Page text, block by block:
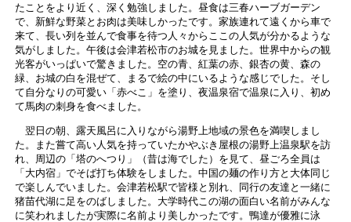
たことをより近く、深く勉強しました。昼食は三春ハーブガーデン
で、新鮮な野菜とお肉は美味しかったです。家族連れて遠くから車で
来て、長い列を並んで食事を待つ人々からここの人気が分かるような
気がしました。午後は会津若松市のお城を見ました。世界中からの観
光客がいっぱいで驚きました。空の青、紅葉の赤、銀杏の黄、森の
緑、お城の白を混ぜて、まるで絵の中にいるような感じでした。そし
て自分なりの可愛い「赤べこ」を塗り、夜温泉宿で温泉に入り、初め
て馬肉の刺身を食べました。
翌日の朝、露天風呂に入りながら湯野上地域の景色を満喫しまし
た。また嘗て高い人気を持っていたかやぶき屋根の湯野上温泉駅を訪
れ、周辺の「塔のへつり」（昔は海でした）を見て、昼ごろ全員は
「大内宿」でそば打ち体験をしました。中国の麺の作り方と大体同じ
で楽しんでいました。会津若松駅で皆様と別れ、同行の友達と一緒に
猪苗代湖に足をのばしました。大学時代この湖の面白い名前がみんな
に笑われましたが実際に名前より美しかったです。鴨達が優雅に泳